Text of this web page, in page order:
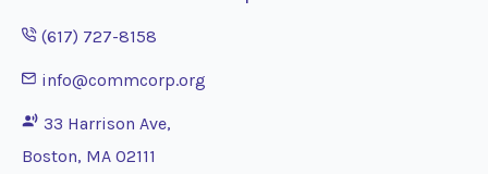
Opens phone application
(617) 727-8158
Opens email application
info@commcorp.org
33 Harrison Ave,
Boston, MA 02111